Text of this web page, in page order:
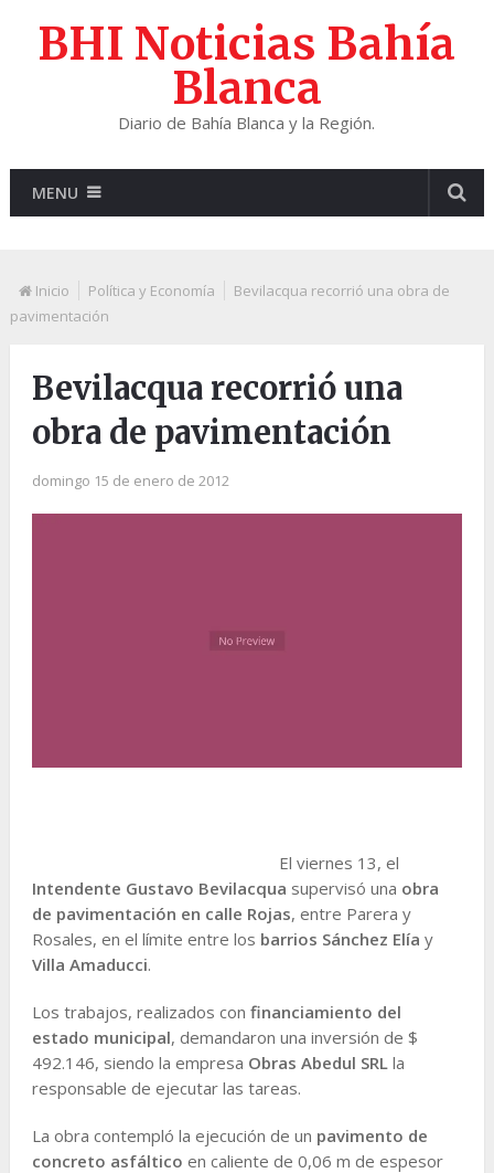
BHI Noticias Bahía
Blanca
Diario de Bahía Blanca y la Región.
MENU
Inicio Política y Economía
Bevilacqua recorrió una obra de
pavimentación
Bevilacqua recorrió una
obra de pavimentación
domingo 15 de enero de 2012
El viernes 13, el
Intendente Gustavo Bevilacqua supervisó una obra
de pavimentación en calle Rojas, entre Parera y
Rosales, en el límite entre los barrios Sánchez Elía y
Villa Amaducci.
Los trabajos, realizados con financiamiento del
estado municipal, demandaron una inversión de $
492.146, siendo la empresa Obras Abedul SRL la
responsable de ejecutar las tareas.
La obra contempló la ejecución de un pavimento de
concreto asfáltico en caliente de 0,06 m de espesor